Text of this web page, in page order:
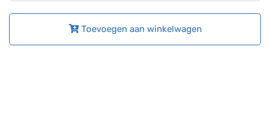
Toevoegen aan winkelwagen